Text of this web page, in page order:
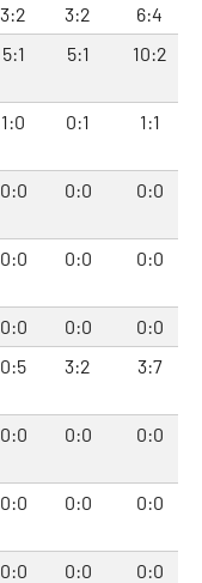
3:2 3:2
6:4
5:1 5:1 10:2
1:0 0:1 1:1
0:0 0:0 0:0
0:0 0:0 0:0
0:0 0:0
0:0
0:5 3:2 3:7
0:0 0:0 0:0
0:0 0:0 0:0
0:0 0:0
0:0